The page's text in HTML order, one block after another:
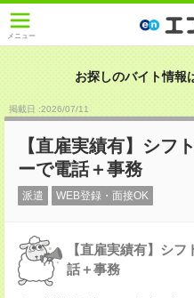
メニュー
お探しのバイト情報
掲載日 :2026/07/11
【直雇実績有】シフ
ーで電話＋事務
派遣 WEB登録・面接OK
【直雇実績有】シ
話＋事務